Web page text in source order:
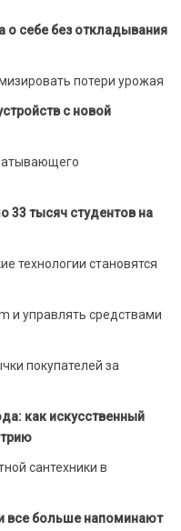
о себе без откладывания
потери урожая
с новой
33 тысяч студентов на
технологии становятся
и управлять средствами
покупателей за
как искусственный
сантехники в
все больше напоминают